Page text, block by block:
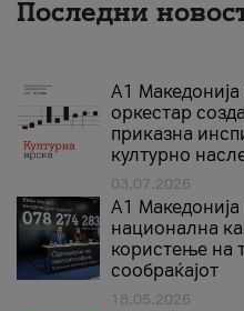
Последни
А1
оркестар
приказна
културно
03.07.2026
A1
национална
користење на
сообраќајот
18.05.2026